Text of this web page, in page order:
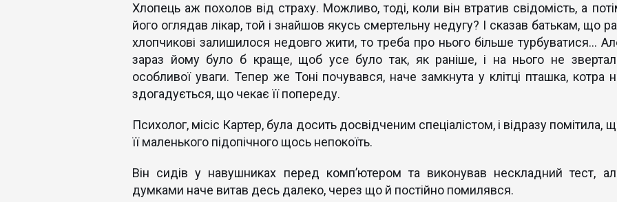
Хлопець аж похолов від страху. Можливо, тоді, коли він втратив свідомість, а
його оглядав лікар, той і знайшов якусь смертельну недугу? І сказав батькам, що
хлопчикові залишилося недовго жити, то треба про нього більше турбуватися…
зараз йому було б краще, щоб усе було так, як раніше, і на нього не
особливої уваги. Тепер же Тоні почувався, наче замкнута у клітці пташка, котра
здогадується, що чекає її попереду.
Психолог, місіс Картер, була досить досвідченим спеціалістом, і відразу помітила,
її маленького підопічного щось непокоїть.
Він сидів у навушниках перед комп’ютером та виконував нескладний тест,
думками наче витав десь далеко, через що й постійно помилявся.